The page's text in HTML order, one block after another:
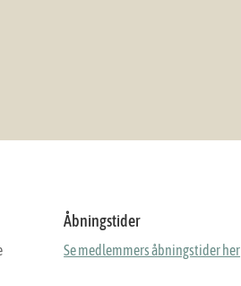
Åbningstider
Se medlemmers åbningstider her